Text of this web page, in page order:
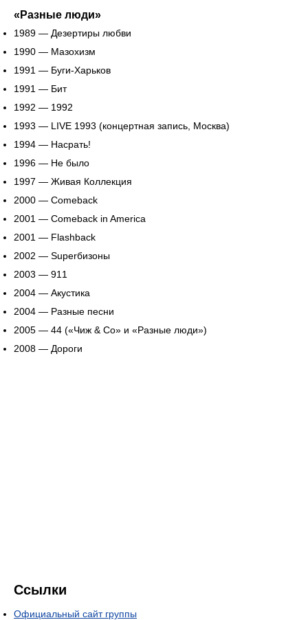
«Разные люди»
1989 — Дезертиры любви
1990 — Мазохизм
1991 — Буги-Харьков
1991 — Бит
1992 — 1992
1993 — LIVE 1993 (концертная запись, Москва)
1994 — Насрать!
1996 — Не было
1997 — Живая Коллекция
2000 — Comeback
2001 — Comeback in America
2001 — Flashback
2002 — Superбизоны
2003 — 911
2004 — Акустика
2004 — Разные песни
2005 — 44 («Чиж & Co» и «Разные люди»)
2008 — Дороги
Ссылки
Официальный сайт группы